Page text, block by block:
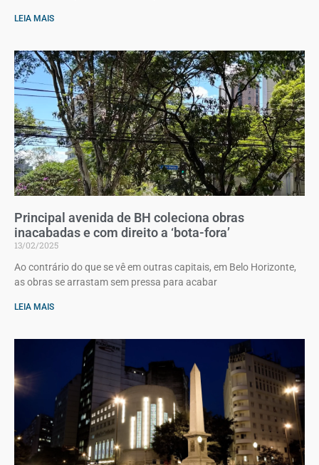
LEIA MAIS
Principal avenida de BH coleciona obras
inacabadas e com direito a ‘bota-fora’
13/02/2025
Ao contrário do que se vê em outras capitais, em Belo Horizonte,
as obras se arrastam sem pressa para acabar
LEIA MAIS